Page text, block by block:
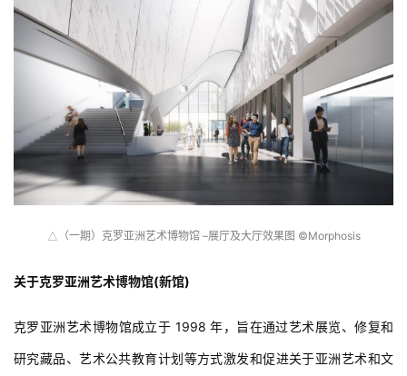
△ （一期）克罗亚洲艺术博物馆 –展厅及大厅效果图 ©Morphosis
关于克罗亚洲艺术博物馆(新馆)
克罗亚洲艺术博物馆成立于 1998 年，旨在通过艺术展览、修复和
研究藏品、艺术公共教育计划等方式激发和促进关于亚洲艺术和文